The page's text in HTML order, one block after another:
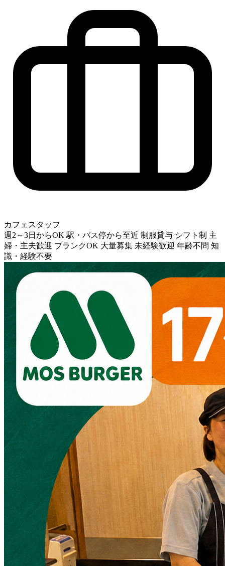
カフェスタッフ
週2～3日からOK 駅・バス停から至近 制服貸与 シフト制 主
婦・主夫歓迎 ブランクOK 大量募集 未経験歓迎 年齢不問 知
識・経験不要